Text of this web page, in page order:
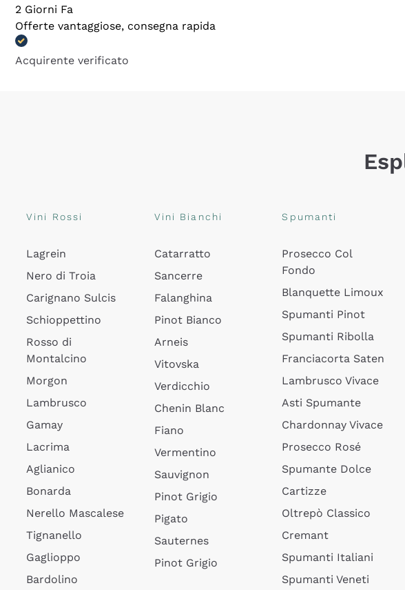
2 Giorni Fa
Offerte vantaggiose, consegna rapida
Acquirente verificato
Vini Rossi
Lagrein
Nero di Troia
Carignano Sulcis
Schioppettino
Rosso di
Montalcino
Morgon
Lambrusco
Gamay
Lacrima
Aglianico
Bonarda
Nerello Mascalese
Tignanello
Gaglioppo
Bardolino
Vini Bianchi
Catarratto
Sancerre
Falanghina
Pinot Bianco
Arneis
Vitovska
Verdicchio
Chenin Blanc
Fiano
Vermentino
Sauvignon
Pinot Grigio
Pigato
Sauternes
Pinot Grigio
Spumanti
Prosecco Col
Fondo
Blanquette Limoux
Spumanti Pinot
Spumanti Ribolla
Franciacorta Saten
Lambrusco Vivace
Asti Spumante
Chardonnay Vivace
Prosecco Rosé
Spumante Dolce
Cartizze
Oltrepò Classico
Cremant
Spumanti Italiani
Spumanti Veneti